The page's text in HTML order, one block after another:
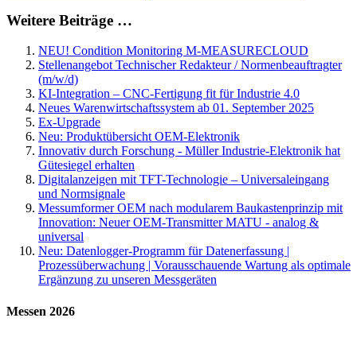
Weitere Beiträge …
NEU! Condition Monitoring M-MEASURECLOUD
Stellenangebot Technischer Redakteur / Normenbeauftragter
(m/w/d)
KI-Integration – CNC-Fertigung fit für Industrie 4.0
Neues Warenwirtschaftssystem ab 01. September 2025
Ex-Upgrade
Neu: Produktübersicht OEM-Elektronik
Innovativ durch Forschung - Müller Industrie-Elektronik hat
Gütesiegel erhalten
Digitalanzeigen mit TFT-Technologie – Universaleingang
und Normsignale
Messumformer OEM nach modularem Baukastenprinzip mit
Innovation: Neuer OEM-Transmitter MATU - analog &
universal
Neu: Datenlogger-Programm für Datenerfassung |
Prozessüberwachung | Vorausschauende Wartung als optimale
Ergänzung zu unseren Messgeräten
Messen 2026